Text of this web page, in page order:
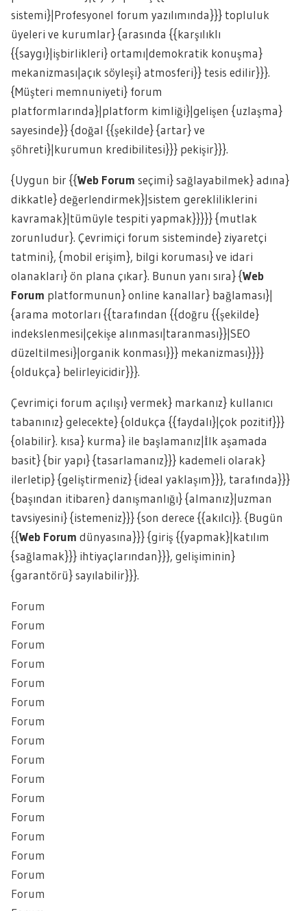
sistemi}|Profesyonel forum yazılımında}}} topluluk
üyeleri ve kurumlar} {arasında {{karşılıklı
{{saygı}|işbirlikleri} ortamı|demokratik konuşma}
mekanizması|açık söyleşi} atmosferi}} tesis edilir}}}.
{Müşteri memnuniyeti} forum
platformlarında}|platform kimliği}|gelişen {uzlaşma}
sayesinde}} {doğal {{şekilde} {artar} ve
şöhreti}|kurumun kredibilitesi}}} pekişir}}}.
{Uygun bir {{Web Forum seçimi} sağlayabilmek} adına}
dikkatle} değerlendirmek}|sistem gerekliliklerini
kavramak}|tümüyle tespiti yapmak}}}}} {mutlak
zorunludur}. Çevrimiçi forum sisteminde} ziyaretçi
tatmini}, {mobil erişim}, bilgi koruması} ve idari
olanakları} ön plana çıkar}. Bunun yanı sıra} {Web
Forum platformunun} online kanallar} bağlaması}|
{arama motorları {{tarafından {{doğru {{şekilde}
indekslenmesi|çekişe alınması|taranması}}|SEO
düzeltilmesi}|organik konması}}} mekanizması}}}}
{oldukça} belirleyicidir}}}.
Çevrimiçi forum açılışı} vermek} markanız} kullanıcı
tabanınız} gelecekte} {oldukça {{faydalı}|çok pozitif}}}
{olabilir}. kısa} kurma} ile başlamanız|İlk aşamada
basit} {bir yapı} {tasarlamanız}}} kademeli olarak}
ilerletip} {geliştirmeniz} {ideal yaklaşım}}}, tarafında}}}
{başından itibaren} danışmanlığı} {almanız}|uzman
tavsiyesini} {istemeniz}}} {son derece {{akılcı}}. {Bugün
{{Web Forum dünyasına}}} {giriş {{yapmak}|katılım
{sağlamak}}} ihtiyaçlarından}}}, gelişiminin}
{garantörü} sayılabilir}}}.
Forum
Forum
Forum
Forum
Forum
Forum
Forum
Forum
Forum
Forum
Forum
Forum
Forum
Forum
Forum
Forum